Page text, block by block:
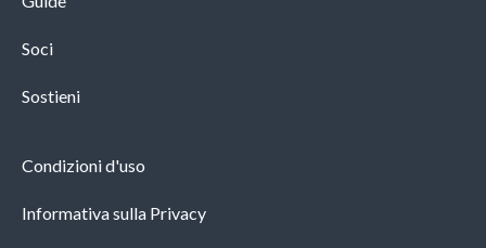
Soci
Sostieni
Condizioni d'uso
Informativa sulla Privacy